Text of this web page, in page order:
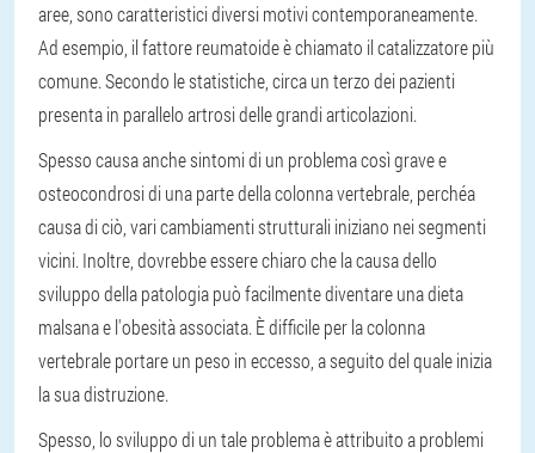
aree, sono caratteristici diversi motivi contemporaneamente.
Ad esempio, il fattore reumatoide è chiamato il catalizzatore più
comune. Secondo le statistiche, circa un terzo dei pazienti
presenta in parallelo artrosi delle grandi articolazioni.
Spesso causa anche sintomi di un problema così grave e
osteocondrosi di una parte della colonna vertebrale, perchéa
causa di ciò, vari cambiamenti strutturali iniziano nei segmenti
vicini. Inoltre, dovrebbe essere chiaro che la causa dello
sviluppo della patologia può facilmente diventare una dieta
malsana e l'obesità associata. È difficile per la colonna
vertebrale portare un peso in eccesso, a seguito del quale inizia
la sua distruzione.
Spesso, lo sviluppo di un tale problema è attribuito a problemi